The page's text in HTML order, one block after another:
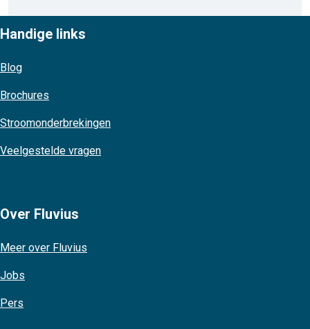
Handige links
Blog
Brochures
Stroomonderbrekingen
Veelgestelde vragen
Over Fluvius
Meer over Fluvius
Jobs
Pers